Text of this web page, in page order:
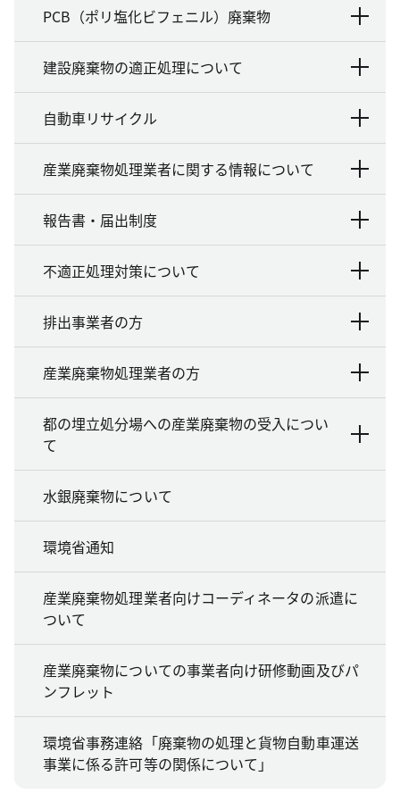
PCB（ポリ塩化ビフェニル）廃棄物
建設廃棄物の適正処理について
自動車リサイクル
産業廃棄物処理業者に関する情報について
報告書・届出制度
不適正処理対策について
排出事業者の方
産業廃棄物処理業者の方
都の埋立処分場への産業廃棄物の受入につい
て
水銀廃棄物について
環境省通知
産業廃棄物処理業者向けコーディネータの派遣に
ついて
産業廃棄物についての事業者向け研修動画及びパ
ンフレット
環境省事務連絡「廃棄物の処理と貨物自動車運送
事業に係る許可等の関係について」